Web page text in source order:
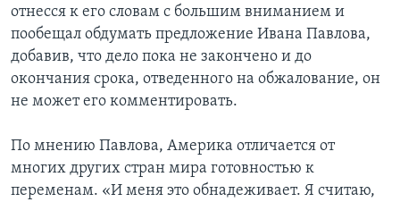
отнесся к его словам с большим вниманием и
пообещал обдумать предложение Ивана Павлова,
добавив, что дело пока не закончено и до
окончания срока, отведенного на обжалование, он
не может его комментировать.
По мнению Павлова, Америка отличается от
многих других стран мира готовностью к
переменам. «И меня это обнадеживает. Я считаю,